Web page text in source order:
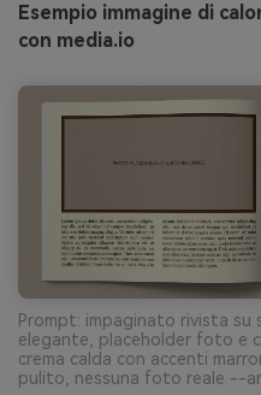
Esempio immagine di
con media.io
Prompt: impaginato rivista
elegante, placeholder foto e
crema calda con accenti
pulito, nessuna foto reale --